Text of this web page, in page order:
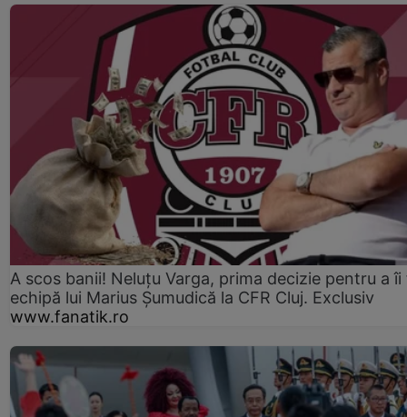
A scos banii! Neluțu Varga, prima decizie pentru a îi
echipă lui Marius Șumudică la CFR Cluj. Exclusiv
www.fanatik.ro